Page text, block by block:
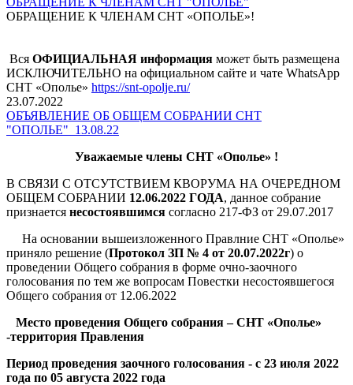
ОБРАЩЕНИЕ К ЧЛЕНАМ СНТ «ОПОЛЬЕ»!
Вся ОФИЦИАЛЬНАЯ информация может быть размещена
ИСКЛЮЧИТЕЛЬНО на официальном сайте и чате WhatsApp
СНТ «Ополье» https://snt-opolje.ru/
23.07.2022
ОБЪЯВЛЕНИЕ ОБ ОБЩЕМ СОБРАНИИ СНТ
"ОПОЛЬЕ"_13.08.22
Уважаемые члены СНТ «Ополье» !
В СВЯЗИ С ОТСУТСТВИЕМ КВОРУМА НА ОЧЕРЕДНОМ
ОБЩЕМ СОБРАНИИ 12.06.2022 ГОДА, данное собрание
признается несостоявшимся согласно 217-ФЗ от 29.07.2017
На основании вышеизложенного Правлние СНТ «Ополье»
приняло решение (Протокол ЗП № 4 от 20.07.2022г) о
проведении Общего собрания в форме очно-заочного
голосования по тем же вопросам Повестки несостоявшегося
Общего собрания от 12.06.2022
Место проведения Общего собрания – СНТ «Ополье»
-территория Правления
Период проведения заочного голосования - с 23 июля 2022
года по 05 августа 2022 года